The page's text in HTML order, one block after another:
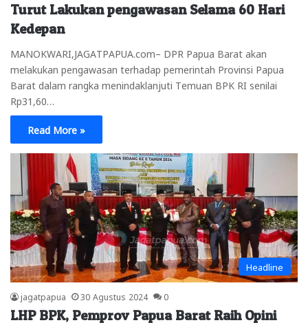
Turut Lakukan pengawasan Selama 60 Hari
Kedepan
MANOKWARI,JAGATPAPUA.com– DPR Papua Barat akan
melakukan pengawasan terhadap pemerintah Provinsi Papua
Barat dalam rangka menindaklanjuti Temuan BPK RI senilai
Rp31,60…
Read More »
Headline
jagatpapua 30 Agustus 2024 0
LHP BPK, Pemprov Papua Barat Raih Opini